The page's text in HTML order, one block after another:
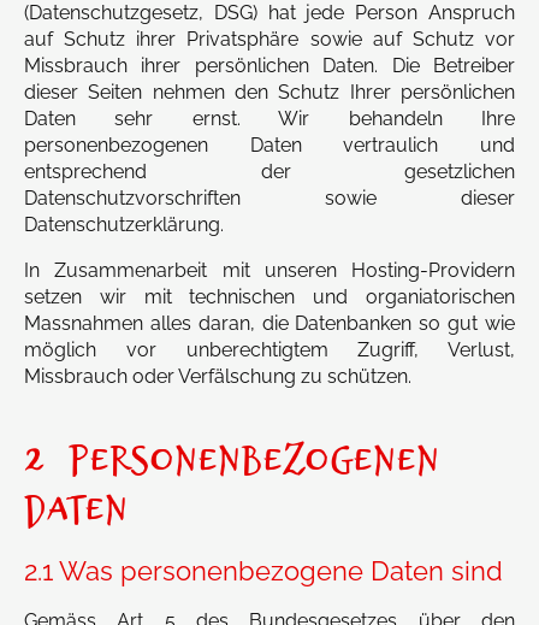
(Datenschutzgesetz, DSG) hat jede Person Anspruch
auf Schutz ihrer Privatsphäre sowie auf Schutz vor
Missbrauch ihrer persönlichen Daten. Die Betreiber
dieser Seiten nehmen den Schutz Ihrer persönlichen
Daten sehr ernst. Wir behandeln Ihre
personenbezogenen Daten vertraulich und
entsprechend der gesetzlichen
Datenschutzvorschriften sowie dieser
Datenschutzerklärung.
In Zusammenarbeit mit unseren Hosting-Providern
setzen wir mit technischen und organiatorischen
Massnahmen alles daran, die Datenbanken so gut wie
möglich vor unberechtigtem Zugriff, Verlust,
Missbrauch oder Verfälschung zu schützen.
2 PERSONENBEZOGENEN
DATEN
2.1 Was personenbezogene Daten sind